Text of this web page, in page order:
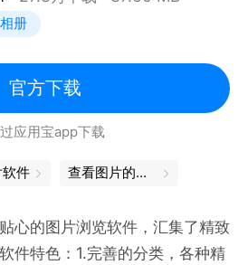
添加、删除、替换图片中的文字
、颜色、大小、透明度和位置，
接成长图，适用于聊天记录、网
册
官方下载
应用宝app下载
件 查看图片的软件
心的图片浏览软件，汇集了精致
件特色：1.完善的分类，各种精